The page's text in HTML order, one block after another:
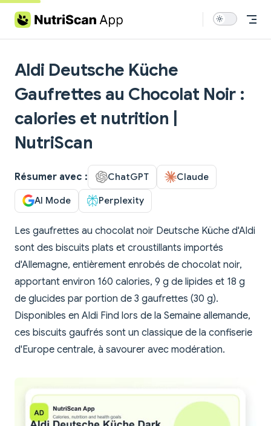
Skip to content
Aldi Deutsche Küche
Gaufrettes au Chocolat Noir :
calories et nutrition |
NutriScan
Résumer avec : ChatGPT Claude
AI Mode Perplexity
Les gaufrettes au chocolat noir Deutsche Küche d'Aldi
sont des biscuits plats et croustillants importés
d'Allemagne, entièrement enrobés de chocolat noir,
apportant environ 160 calories, 9 g de lipides et 18 g
de glucides par portion de 3 gaufrettes (30 g).
Disponibles en Aldi Find lors de la Semaine allemande,
ces biscuits gaufrés sont un classique de la confiserie
d'Europe centrale, à savourer avec modération.